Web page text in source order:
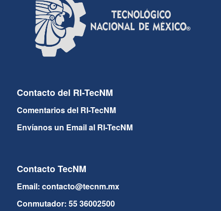
Contacto del RI-TecNM
Comentarios del RI-TecNM
Envíanos un Email al RI-TecNM
Contacto TecNM
Email: contacto@tecnm.mx
Conmutador: 55 36002500